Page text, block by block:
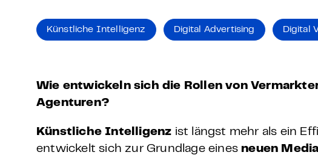
Product Design Bootcamp
Künstliche Intelligenz Digital Advertising Digital
Wie entwickeln sich die Rollen von
Agenturen?
Künstliche Intelligenz ist längst mehr als ein
entwickelt sich zur Grundlage einesneuen